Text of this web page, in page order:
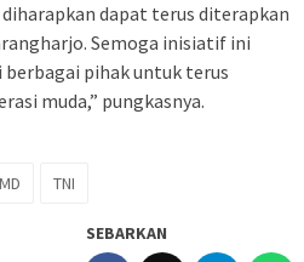
dapat terus diterapkan
Semoga inisiatif ini
pihak untuk terus
muda,” pungkasnya.
TNI
SEBARKAN